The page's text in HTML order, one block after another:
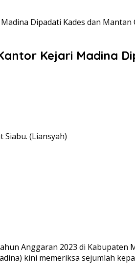
Dipadati Kades dan Mantan
Kejari Madina
Siabu. (Liansyah)
Anggaran 2023 di
kini memeriksa sejumlah